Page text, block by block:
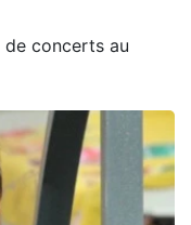
de concerts au